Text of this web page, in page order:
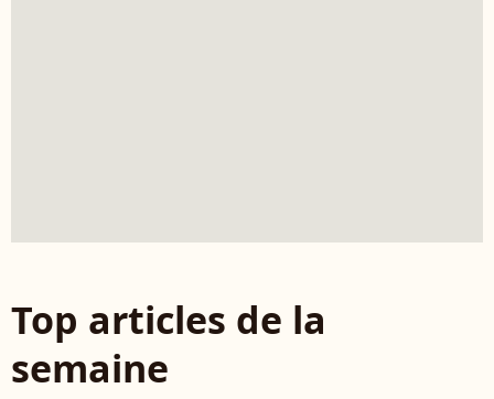
Top articles de la
semaine